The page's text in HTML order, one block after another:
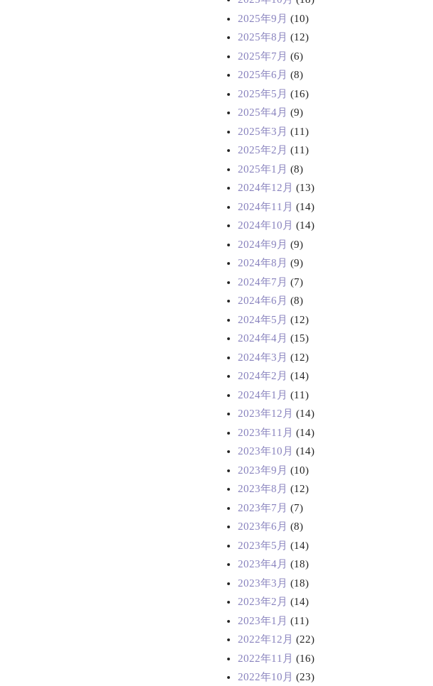
2025年9月 (10)
2025年8月 (12)
2025年7月 (6)
2025年6月 (8)
2025年5月 (16)
2025年4月 (9)
2025年3月 (11)
2025年2月 (11)
2025年1月 (8)
2024年12月 (13)
2024年11月 (14)
2024年10月 (14)
2024年9月 (9)
2024年8月 (9)
2024年7月 (7)
2024年6月 (8)
2024年5月 (12)
2024年4月 (15)
2024年3月 (12)
2024年2月 (14)
2024年1月 (11)
2023年12月 (14)
2023年11月 (14)
2023年10月 (14)
2023年9月 (10)
2023年8月 (12)
2023年7月 (7)
2023年6月 (8)
2023年5月 (14)
2023年4月 (18)
2023年3月 (18)
2023年2月 (14)
2023年1月 (11)
2022年12月 (22)
2022年11月 (16)
2022年10月 (23)